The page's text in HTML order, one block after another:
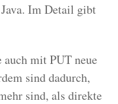
Im Detail gibt
auch mit PUT neue
sind dadurch,
sind, als direkte